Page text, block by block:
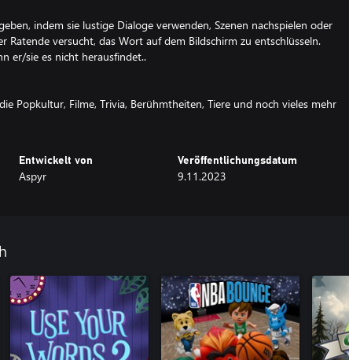
indem sie lustige Dialoge verwenden, Szenen nachspielen oder
Ratende versucht, das Wort auf dem Bildschirm zu entschlüsseln.
er/sie es nicht herausfindet..
Popkultur, Filme, Trivia, Berühmtheiten, Tiere und noch vieles mehr
Entwickelt von
Aspyr
Veröffentlichungsdatum
9.11.2023